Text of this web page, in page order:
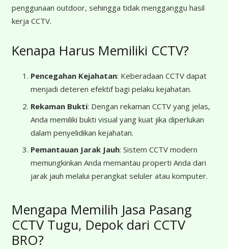
penggunaan outdoor, sehingga tidak mengganggu hasil
kerja CCTV.
Kenapa Harus Memiliki CCTV?
Pencegahan Kejahatan: Keberadaan CCTV dapat
menjadi deteren efektif bagi pelaku kejahatan.
Rekaman Bukti: Dengan rekaman CCTV yang jelas,
Anda memiliki bukti visual yang kuat jika diperlukan
dalam penyelidikan kejahatan.
Pemantauan Jarak Jauh: Sistem CCTV modern
memungkinkan Anda memantau properti Anda dari
jarak jauh melalui perangkat seluler atau komputer.
Mengapa Memilih Jasa Pasang
CCTV Tugu, Depok dari CCTV
BRO?